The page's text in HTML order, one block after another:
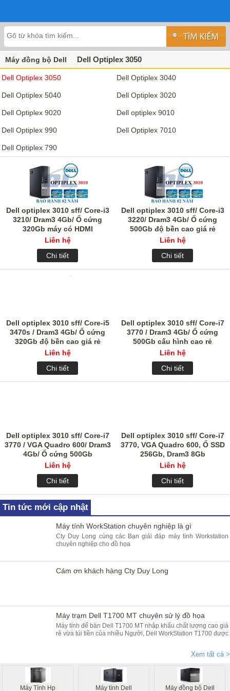
Máy đồng bộ Dell Dell Optiplex 3050
Dell Optiplex 3050 Dell Optiplex 3040
Dell Optiplex 5040 Dell Optiplex 3020
Dell Optiplex 9020 Dell optiplex 9010
Dell Optiplex 990 Dell Optiplex 7010
Dell Optiplex 790
Dell optiplex 3010 sff/ Core-i3
3210/ Dram3 4Gb/ Ổ cứng
320Gb máy có HDMI
Liên hệ
Chi tiết
Dell optiplex 3010 sff/ Core-i3
3220/ Dram3 4Gb/ Ổ cứng
500Gb độ bền cao giá rẻ
Liên hệ
Chi tiết
Dell optiplex 3010 sff/ Core-i5
3470s / Dram3 4Gb/ Ổ cứng
320Gb độ bền cao giá rẻ
Liên hệ
Chi tiết
Dell optiplex 3010 sff/ Core-i7
3770 / Dram3 4Gb/ Ổ cứng
500Gb cấu hình cao rẻ
Liên hệ
Chi tiết
Dell optiplex 3010 sff/ Core-i7
3770 / VGA Quadro 600/ Dram3
4Gb/ Ổ cứng 500Gb
Liên hệ
Chi tiết
Dell optiplex 3010 sff/ Core-i7
3770, VGA Quadro 600, Ổ SSD
256Gb, Dram3 8Gb
Liên hệ
Chi tiết
Tin tức mới cập nhật
Máy tính WorkStation chuyên nghiệp là gì
Cty Duy Long cùng các Bạn giải đáp máy tính Workstation
chuyên nghiệp cho đồ họa
Cám ơn khách hàng Cty Duy Long
Máy trạm Dell T1700 MT chuyên sử lý đồ họa
Máy tính để bàn Dell T1700 MT nhập khẩu chất lượng cao giá
rẻ vừa túi tiền của nhiều Người, Dell WorkStation T1700 được
Xem tất cả >
Máy Tính Hp Máy tính Dell Máy đồng bộ Dell